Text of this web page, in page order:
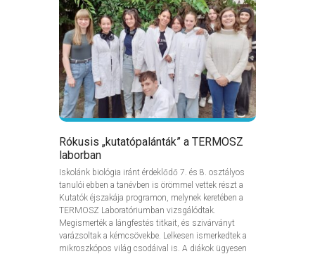
Rókusis „kutatópalánták” a TERMOSZ
laborban
Iskolánk biológia iránt érdeklődő 7. és 8. osztályos
tanulói ebben a tanévben is örömmel vettek részt a
Kutatók éjszakája programon, melynek keretében a
TERMOSZ Laboratóriumban vizsgálódtak.
Megismerték a lángfestés titkait, és szivárványt
varázsoltak a kémcsövekbe. Lelkesen ismerkedtek a
mikroszkópos világ csodáival is. A diákok ügyesen